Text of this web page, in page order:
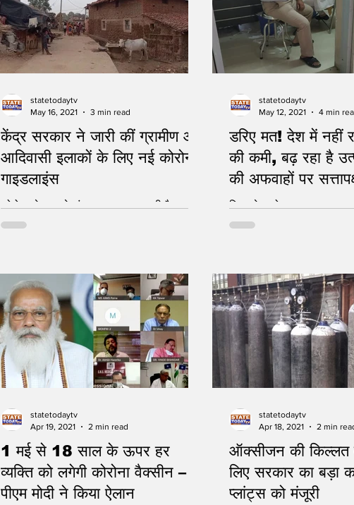
केंद्र सरकार ने जारी कीं ग्रामीण और
आदिवासी इलाकों के लिए नई कोरोना
गाइडलाइंस
कोरोना से बचाइये गांव - जागरुकता जरुरी है
statetodaytv
May 16, 2021
3 min read
डरिए मत! देश में नहीं
की कमी, बढ़ रहा है
की अफवाहों पर
विपक्ष देश को कर रहा गुमराह
statetodaytv
May 12, 2021
4 min
1 मई से 18 साल के ऊपर हर
व्यक्ति को लगेगी कोरोना वैक्सीन –
पीएम मोदी ने किया ऐलान
statetodaytv
Apr 19, 2021
2 min read
ऑक्सीजन की
लिए सरकार का बड़ा
प्लांट्स को मंजूरी
statetodaytv
Apr 18, 2021
2 min